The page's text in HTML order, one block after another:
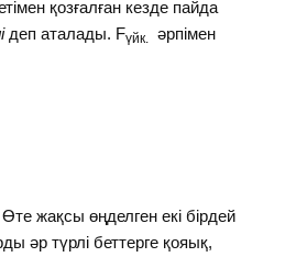
қозғалған кезде пайда
деп аталады. Fүйк. әрпімен
Өте жақсы өңделген екі бірдей
әр түрлі беттерге қояық,